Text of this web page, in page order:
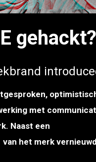
gehackt?
met
Naast een
van het merk